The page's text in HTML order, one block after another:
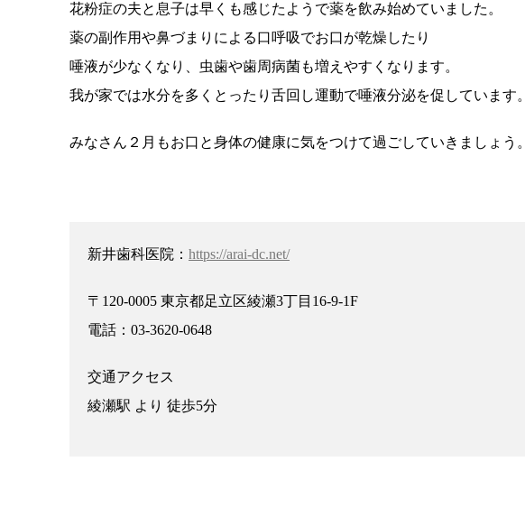
花粉症の夫と息子は早くも感じたようで薬を飲み始めていました。
薬の副作用や鼻づまりによる口呼吸でお口が乾燥したり
唾液が少なくなり、虫歯や歯周病菌も増えやすくなります。
我が家では水分を多くとったり舌回し運動で唾液分泌を促しています。
みなさん２月もお口と身体の健康に気をつけて過ごしていきましょう。
新井歯科医院： https://arai-dc.net/
〒120-0005 東京都足立区綾瀬3丁目16-9-1F
電話：03-3620-0648
交通アクセス
綾瀬駅 より 徒歩5分